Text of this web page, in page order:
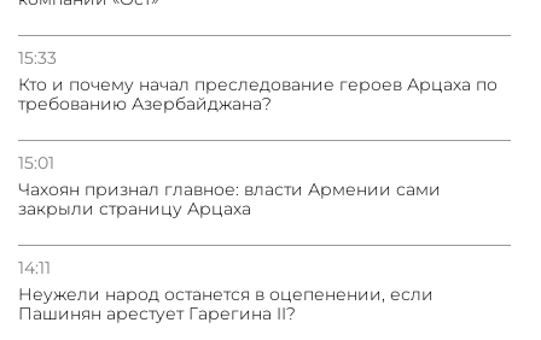
15:33
Кто и почему начал преследование героев Арцаха по
требованию Азербайджана?
15:01
Чахоян признал главное: власти Армении сами
закрыли страницу Арцаха
14:11
Неужели народ останется в оцепенении, если
Пашинян арестует Гарегина II?